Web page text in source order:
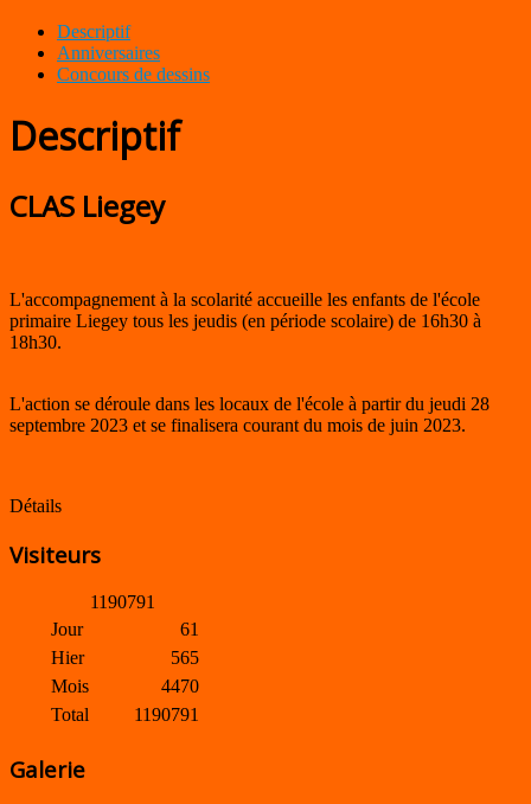
Descriptif
Anniversaires
Concours de dessins
Descriptif
CLAS Liegey
L'accompagnement à la scolarité accueille les enfants de l'école
primaire Liegey tous les jeudis (en période scolaire) de 16h30 à
18h30.
L'action se déroule dans les locaux de l'école à partir du jeudi 28
septembre 2023 et se finalisera courant du mois de juin 2023.
Détails
Visiteurs
1190791
Jour
Hier
Mois
Total
61
565
4470
1190791
Galerie